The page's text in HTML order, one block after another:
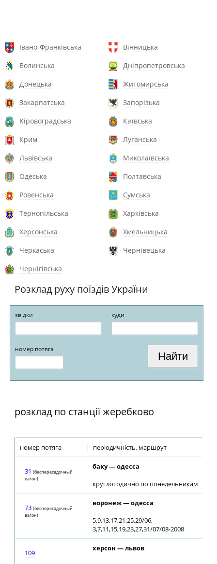
Івано-Франківська
Вінницька
Волинська
Дніпропетровська
Донецька
Житомирська
Закарпатська
Запорізька
Кіровоградська
Київська
Крим
Луганська
Львівська
Миколаївська
Одеська
Полтавська
Ровенська
Сумська
Тернопільська
Харківська
Херсонська
Хмельницька
Черкаська
Чернівецька
Чернігівська
Розклад руху поїздів України
звідки куди
номер потяга
розклад по станції жеребково
номер потяга періодичність, маршрут
31 (беспересадочный
вагон)
баку — одесса
круглогодично по понедельникам
73 (беспересадочный
вагон)
воронеж — одесса
5,9,13,17,21,25,29/06,
3,7,11,15,19,23,27,31/07/08-2008
109
херсон — львов